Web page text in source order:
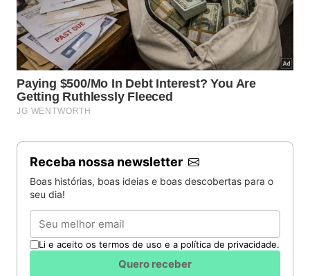
Receba nossa newsletter
Boas histórias, boas ideias e boas descobertas para o
seu dia!
Email
Li e aceito os termos de uso e a política de privacidade.
Quero receber